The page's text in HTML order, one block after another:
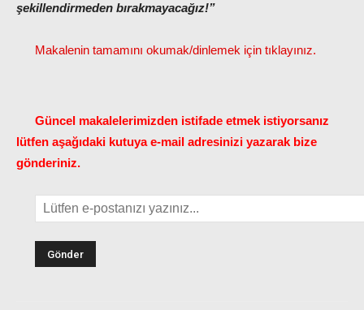
şekillendirmeden bırakmayacağız!”
Makalenin tamamını okumak/dinlemek için tıklayınız.
Güncel makalelerimizden istifade etmek istiyorsanız
lütfen aşağıdaki kutuya e-mail adresinizi yazarak bize
gönderiniz.